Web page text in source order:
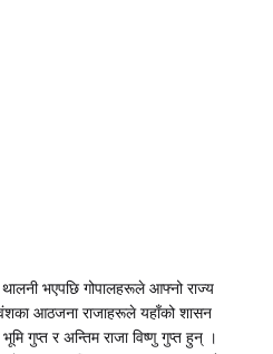
भएपछि गोपालहरूले आफ्नो राज्य
आठजना राजाहरूले यहाँको शासन
गुप्त र अन्तिम राजा विष्णु गुप्त हुन् ।